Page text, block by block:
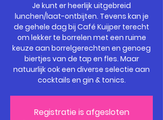
Je kunt er heerlijk uitgebreid
lunchen/laat-ontbijten. Tevens kan je
de gehele dag bij Café Kuijper terecht
om lekker te borrelen met een ruime
keuze aan borrelgerechten en genoeg
biertjes van de tap en fles. Maar
natuurlijk ook een diverse selectie aan
cocktails en gin & tonics.
Registratie is afgesloten